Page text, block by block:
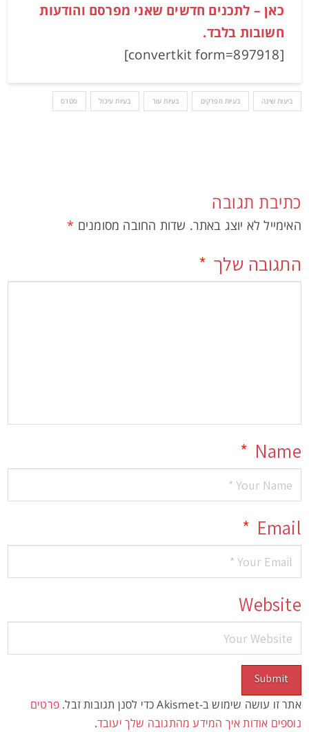
כאן – לתכנים חדשים שאני מפרסם והודעות
חשובות בלבד.
[convertkit form=897918]
ביעות שינה בעיות מפרקים בעיות עור בעיות עיכול סטרס
כתיבת תגובה
האימייל לא יוצג באתר. שדות החובה מסומנים *
התגובה שלך *
Name
*
Email
*
Website
אתר זו עושה שימוש ב-Akismet כדי לסנן תגובות זבל.
פרטים
נוספים אודות איך המידע מהתגובה שלך יעובד.